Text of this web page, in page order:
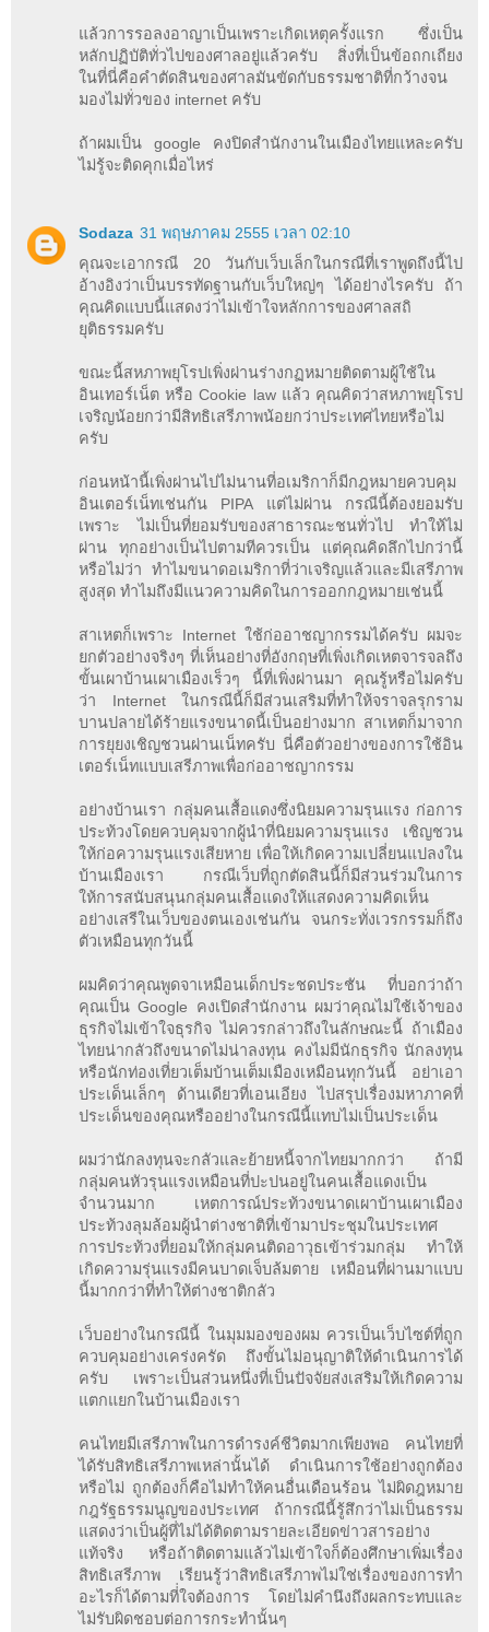
แล้วการรอลงอาญาเป็นเพราะเกิดเหตุครั้งแรก ซึ่งเป็น
หลักปฏิบัติทั่วไปของศาลอยู่แล้วครับ สิ่งที่เป็นข้อถกเถียง
ในที่นี่คือคำตัดสินของศาลมันขัดกับธรรมชาติที่กว้างจน
มองไม่ทั่วของ internet ครับ
ถ้าผมเป็น google คงปิดสำนักงานในเมืองไทยแหละครับ
ไม่รู้จะติดคุกเมื่อไหร่
Sodaza 31 พฤษภาคม 2555 เวลา 02:10
คุณจะเอากรณี 20 วันกับเว็บเล็กในกรณีที่เราพูดถึงนี้ไป
อ้างอิงว่าเป็นบรรทัดฐานกับเว็บใหญ่ๆ ได้อย่างไรครับ ถ้า
คุณคิดแบบนี้แสดงว่าไม่เข้าใจหลักการของศาลสถิ
ยุติธรรมครับ
ขณะนี้สหภาพยุโรปเพิ่งผ่านร่างกฏหมายติดตามผู้ใช้ใน
อินเทอร์เน็ต หรือ Cookie law แล้ว คุณคิดว่าสหภาพยุโรป
เจริญน้อยกว่ามีสิทธิเสรีภาพน้อยกว่าประเทศไทยหรือไม่
ครับ
ก่อนหน้านี้เพิ่งผ่านไปไม่นานที่อเมริกาก็มีกฎหมายควบคุม
อินเตอร์เน็ทเช่นกัน PIPA แต่ไม่ผ่าน กรณีนี้ต้องยอมรับ
เพราะ ไม่เป็นที่ยอมรับของสาธารณะชนทั่วไป ทำให้ไม่
ผ่าน ทุกอย่างเป็นไปตามทีควรเป็น แต่คุณคิดลึกไปกว่านี้
หรือไม่ว่า ทำไมขนาดอเมริกาที่ว่าเจริญแล้วและมีเสรีภาพ
สูงสุด ทำไมถึงมีแนวความคิดในการออกกฎหมายเช่นนี้
สาเหตก็เพราะ Internet ใช้ก่ออาชญากรรมได้ครับ ผมจะ
ยกตัวอย่างจริงๆ ที่เห็นอย่างที่อังกฤษที่เพิ่งเกิดเหตจารจลถึง
ขั้นเผาบ้านเผาเมืองเร็วๆ นี้ที่เพิ่งผ่านมา คุณรู้หรือไม่ครับ
ว่า Internet ในกรณีนี้ก็มีส่วนเสริมที่ทำให้จราจลรุกราม
บานปลายได้ร้ายแรงขนาดนี้เป็นอย่างมาก สาเหตก็มาจาก
การยุยงเชิญชวนผ่านเน็ทครับ นี่คือตัวอย่างของการใช้อิน
เตอร์เน็ทแบบเสรีภาพเพื่อก่ออาชญากรรม
อย่างบ้านเรา กลุ่มคนเสื้อแดงซึ่งนิยมความรุนแรง ก่อการ
ประท้วงโดยควบคุมจากผู้นำที่นิยมความรุนแรง เชิญชวน
ให้ก่อความรุนแรงเสียหาย เพื่อให้เกิดความเปลี่ยนแปลงใน
บ้านเมืองเรา กรณีเว็บที่ถูกตัดสินนี้ก็มีส่วนร่วมในการ
ให้การสนับสนุนกลุ่มคนเสื้อแดงให้แสดงความคิดเห็น
อย่างเสรีในเว็บของตนเองเช่นกัน จนกระทั่งเวรกรรมก็ถึง
ตัวเหมือนทุกวันนี้
ผมคิดว่าคุณพูดจาเหมือนเด็กประชดประชัน ที่บอกว่าถ้า
คุณเป็น Google คงเปิดสำนักงาน ผมว่าคุณไม่ใช้เจ้าของ
ธุรกิจไม่เข้าใจธุรกิจ ไม่ควรกล่าวถึงในลักษณะนี้ ถ้าเมือง
ไทยน่ากลัวถึงขนาดไม่น่าลงทุน คงไม่มีนักธุรกิจ นักลงทุน
หรือนักท่องเที่ยวเต็มบ้านเต็มเมืองเหมือนทุกวันนี้ อย่าเอา
ประเด็นเล็กๆ ด้านเดียวที่เอนเอียง ไปสรุปเรื่องมหาภาคที่
ประเด็นของคุณหรืออย่างในกรณีนี้แทบไม่เป็นประเด็น
ผมว่านักลงทุนจะกลัวและย้ายหนี้จากไทยมากกว่า ถ้ามี
กลุ่มคนหัวรุนแรงเหมือนที่ปะปนอยู่ในคนเสื้อแดงเป็น
จำนวนมาก เหตการณ์ประท้วงขนาดเผาบ้านเผาเมือง
ประท้วงลุมล้อมผู้นำต่างชาติที่เข้ามาประชุมในประเทศ
การประท้วงที่ยอมให้กลุ่มคนติดอาวุธเข้าร่วมกลุ่ม ทำให้
เกิดความรุ่นแรงมีคนบาดเจ็บล้มตาย เหมือนที่ผ่านมาแบบ
นี้มากกว่าที่ทำให้ต่างชาติกลัว
เว็บอย่างในกรณีนี้ ในมุมมองของผม ควรเป็นเว็บไซต์ที่ถูก
ควบคุมอย่างเคร่งครัด ถึงขั้นไม่อนุญาติให้ดำเนินการได้
ครับ เพราะเป็นส่วนหนึ่งที่เป็นปัจจัยส่งเสริมให้เกิดความ
แตกแยกในบ้านเมืองเรา
คนไทยมีเสรีภาพในการดำรงค์ชีวิตมากเพียงพอ คนไทยที่
ได้รับสิทธิเสรีภาพเหล่านั้นได้ ดำเนินการใช้อย่างถูกต้อง
หรือไม่ ถูกต้องก็คือไม่ทำให้คนอื่นเดือนร้อน ไม่ผิดฎหมาย
กฎรัฐธรรมนูญของประเทศ ถ้ากรณีนี้รู้สึกว่าไม่เป็นธรรม
แสดงว่าเป็นผู้ที่ไม่ได้ติดตามรายละเอียดข่าวสารอย่าง
แท้จริง หรือถ้าติดตามแล้วไม่เข้าใจก็ต้องศึกษาเพิ่มเรื่อง
สิทธิเสรีภาพ เรียนรู้ว่าสิทธิเสรีภาพไม่ใช่เรื่องของการทำ
อะไรก็ได้ตามที่่ใจต้องการ โดยไม่คำนึงถึงผลกระทบและ
ไม่รับผิดชอบต่อการกระทำนั้นๆ